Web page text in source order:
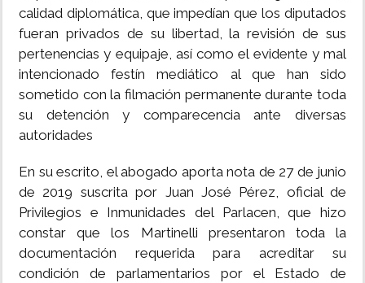
calidad diplomática, que impedían que los diputados
fueran privados de su libertad, la revisión de sus
pertenencias y equipaje, así como el evidente y mal
intencionado festín mediático al que han sido
sometido con la filmación permanente durante toda
su detención y comparecencia ante diversas
autoridades
En su escrito, el abogado aporta nota de 27 de junio
de 2019 suscrita por Juan José Pérez, oficial de
Privilegios e Inmunidades del Parlacen, que hizo
constar que los Martinelli presentaron toda la
documentación requerida para acreditar su
condición de parlamentarios por el Estado de